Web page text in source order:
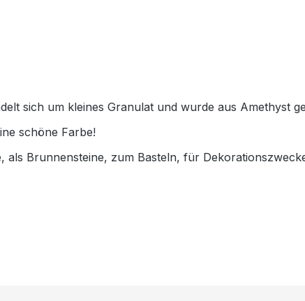
sich um kleines Granulat und wurde aus Amethyst
schöne Farbe!
Brunnensteine, zum Basteln, für